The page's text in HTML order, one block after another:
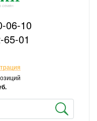
06-10
65-01